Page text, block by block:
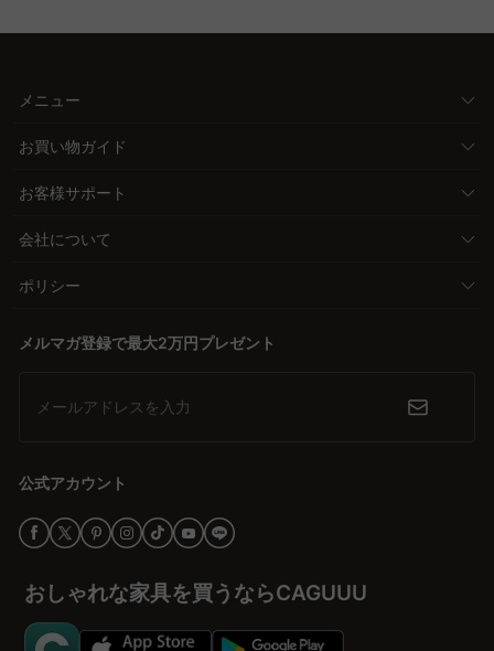
メニュー
お買い物ガイド
お客様サポート
会社について
ポリシー
メルマガ登録で最大2万円プレゼント
メールアドレスを入力
公式アカウント
おしゃれな家具を買うならCAGUUU